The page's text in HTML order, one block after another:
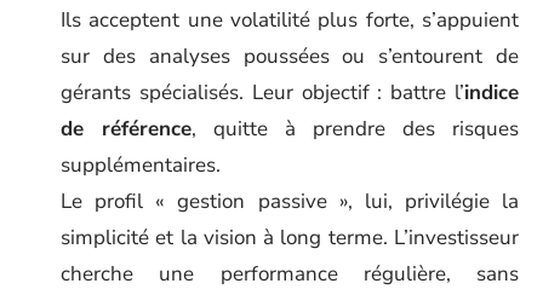
Ils acceptent une volatilité plus forte, s’appuient
sur des analyses poussées ou s’entourent de
gérants spécialisés. Leur objectif : battre l’indice
de référence, quitte à prendre des risques
supplémentaires.
Le profil « gestion passive », lui, privilégie la
simplicité et la vision à long terme. L’investisseur
cherche une performance régulière, sans